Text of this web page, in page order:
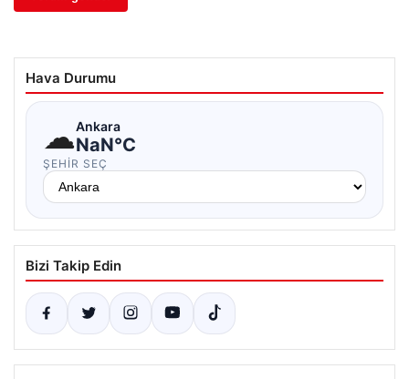
Hava Durumu
☁Ankara
NaN°C
ŞEHIR SEÇ
Bizi Takip Edin